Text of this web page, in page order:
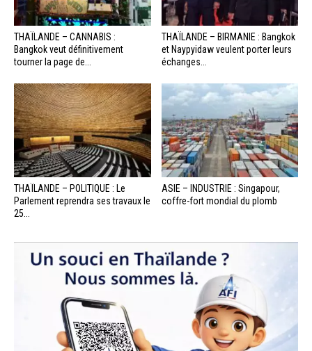
THAÏLANDE – CANNABIS :
Bangkok veut définitivement
tourner la page de...
THAÏLANDE – BIRMANIE : Bangkok
et Naypyidaw veulent porter leurs
échanges...
THAÏLANDE – POLITIQUE : Le
Parlement reprendra ses travaux le
25...
ASIE – INDUSTRIE : Singapour,
coffre-fort mondial du plomb